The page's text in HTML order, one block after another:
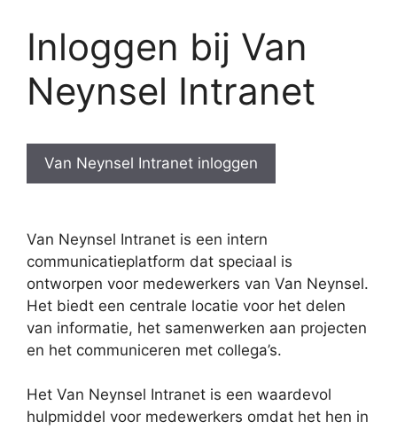
Inloggen bij Van
Neynsel Intranet
Van Neynsel Intranet inloggen
Van Neynsel Intranet is een intern
communicatieplatform dat speciaal is
ontworpen voor medewerkers van Van Neynsel.
Het biedt een centrale locatie voor het delen
van informatie, het samenwerken aan projecten
en het communiceren met collega’s.
Het Van Neynsel Intranet is een waardevol
hulpmiddel voor medewerkers omdat het hen in